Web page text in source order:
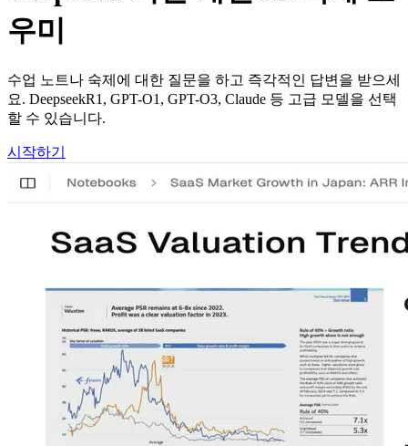
우미
수업 노트나 숙제에 대한 질문을 하고 즉각적인 답변을 받으세
요. DeepseekR1, GPT-O1, GPT-O3, Claude 등 고급 모델을 선택
할 수 있습니다.
시작하기